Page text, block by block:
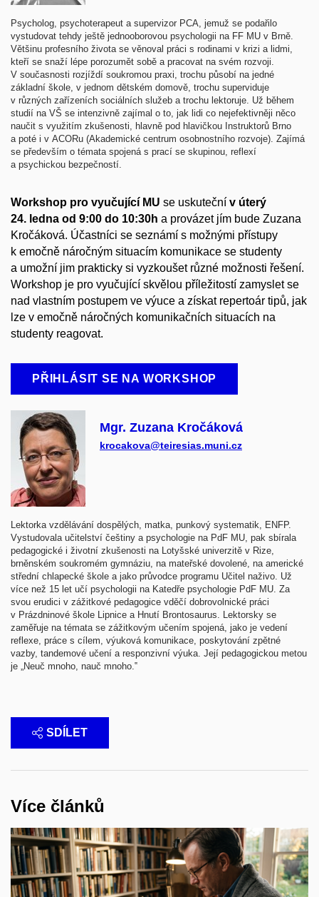
Psycholog, psychoterapeut a supervizor PCA, jemuž se podařilo
vystudovat tehdy ještě jednooborovou psychologii na FF MU v Brně.
Většinu profesního života se věnoval práci s rodinami v krizi a lidmi,
kteří se snaží lépe porozumět sobě a pracovat na svém rozvoji.
V současnosti rozjíždí soukromou praxi, trochu působí na jedné
základní škole, v jednom dětském domově, trochu superviduje
v různých zařízeních sociálních služeb a trochu lektoruje. Už během
studií na VŠ se intenzivně zajímal o to, jak lidi co nejefektivněji něco
naučit s využitím zkušenosti, hlavně pod hlavičkou Instruktorů Brno
a poté i v ACORu (Akademické centrum osobnostního rozvoje). Zajímá
se především o témata spojená s prací se skupinou, reflexí
a psychickou bezpečností.
Workshop pro vyučující MU se uskuteční v úterý
24. ledna od 9:00 do 10:30h a provázet jím bude Zuzana
Kročáková. Účastníci se seznámí s možnými přístupy
k emočně náročným situacím komunikace se studenty
a umožní jim prakticky si vyzkoušet různé možnosti řešení.
Workshop je pro vyučující skvělou příležitostí zamyslet se
nad vlastním postupem ve výuce a získat repertoár tipů, jak
lze v emočně náročných komunikačních situacích na
studenty reagovat.
PŘIHLÁSIT SE NA WORKSHOP
Mgr. Zuzana Kročáková
krocakova@teiresias.muni.cz
Lektorka vzdělávání dospělých, matka, punkový systematik, ENFP.
Vystudovala učitelství češtiny a psychologie na PdF MU, pak sbírala
pedagogické i životní zkušenosti na Lotyšské univerzitě v Rize,
brněnském soukromém gymnáziu, na mateřské dovolené, na americké
střední chlapecké škole a jako průvodce programu Učitel naživo. Už
více než 15 let učí psychologii na Katedře psychologie PdF MU. Za
svou erudici v zážitkové pedagogice vděčí dobrovolnické práci
v Prázdninové škole Lipnice a Hnutí Brontosaurus. Lektorsky se
zaměřuje na témata se zážitkovým učením spojená, jako je vedení
reflexe, práce s cílem, výuková komunikace, poskytování zpětné
vazby, tandemové učení a responzivní výuka. Její pedagogickou metou
je „Neuč mnoho, nauč mnoho.‟
SDÍLET
Více článků